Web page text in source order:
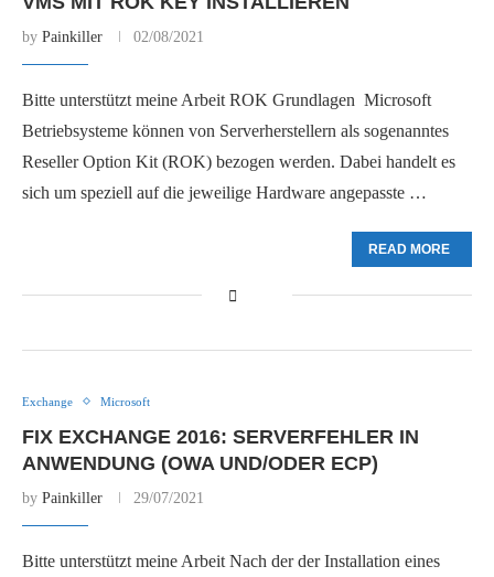
by Painkiller 02/08/2021
Bitte unterstützt meine Arbeit ROK Grundlagen Microsoft
Betriebsysteme können von Serverherstellern als sogenanntes
Reseller Option Kit (ROK) bezogen werden. Dabei handelt es
sich um speziell auf die jeweilige Hardware angepasste …
READ MORE
Exchange Microsoft
FIX EXCHANGE 2016: SERVERFEHLER IN
ANWENDUNG (OWA UND/ODER ECP)
by Painkiller 29/07/2021
Bitte unterstützt meine Arbeit Nach der der Installation eines